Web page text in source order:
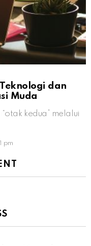
dan
Muda
kedua” melalui
pm